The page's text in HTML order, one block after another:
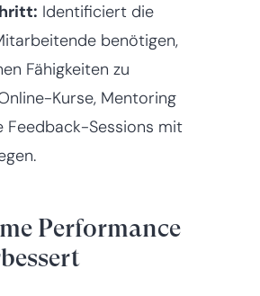
Identificiert die
benötigen,
Fähigkeiten zu
Kurse, Mentoring
Feedback-Sessions mit
Performance